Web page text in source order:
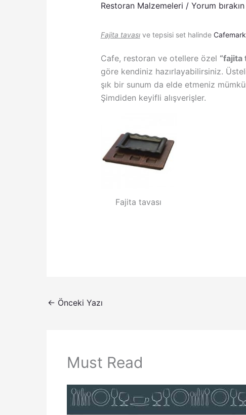
Restoran Malzemeleri / Yorum bırakın
Fajita tavasıve tepsisi set halinde
Cafe, restoran ve otellere özel “fajita
göre kendiniz hazırlayabilirsiniz.
şık bir sunum da elde etmeniz
Şimdiden keyifli alışverişler.
Fajita tavası
← Önceki Yazı
Must Read